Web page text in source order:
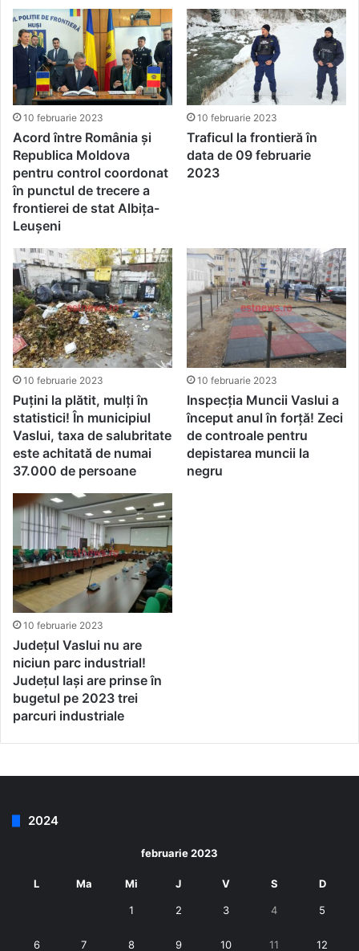
10 februarie 2023
Acord între România și
Republica Moldova
pentru control coordonat
în punctul de trecere a
frontierei de stat Albița-
Leușeni
10 februarie 2023
Traficul la frontieră în
data de 09 februarie
2023
10 februarie 2023
Puțini la plătit, mulți în
statistici! În municipiul
Vaslui, taxa de salubritate
este achitată de numai
37.000 de persoane
10 februarie 2023
Inspecția Muncii Vaslui a
început anul în forță! Zeci
de controale pentru
depistarea muncii la
negru
10 februarie 2023
Județul Vaslui nu are
niciun parc industrial!
Județul Iași are prinse în
bugetul pe 2023 trei
parcuri industriale
2024
februarie 2023
L Ma Mi J V S D
1 2 3 4 5
6 7 8 9 10 11 12